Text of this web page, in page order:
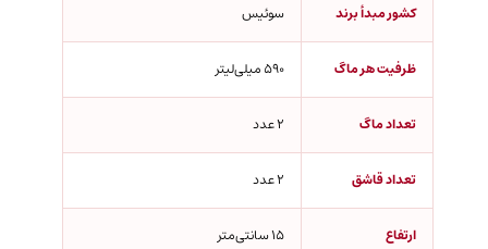
کشور مبدأ برند سوئیس
ظرفیت هر ماگ 590 میلی‌لیتر
تعداد ماگ 2 عدد
تعداد قاشق 2 عدد
ارتفاع 15 سانتی‌متر